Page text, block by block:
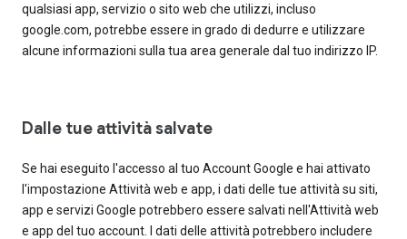
qualsiasi app, servizio o sito web che utilizzi, incluso
google.com, potrebbe essere in grado di dedurre e utilizzare
alcune informazioni sulla tua area generale dal tuo indirizzo IP.
Dalle tue attività salvate
Se hai eseguito l'accesso al tuo Account Google e hai attivato
l'impostazione Attività web e app, i dati delle tue attività su siti,
app e servizi Google potrebbero essere salvati nell'Attività web
e app del tuo account. I dati delle attività potrebbero includere